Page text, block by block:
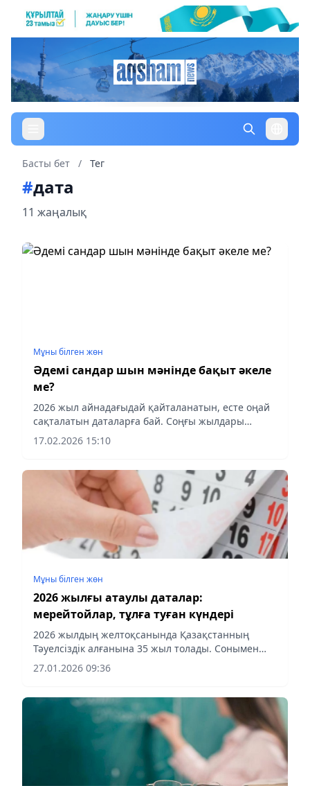
Басты бет / Тег
#дата
11 жаңалық
Мұны білген жөн
Әдемі сандар шын мәнінде бақыт әкеле
ме?
2026 жыл айнадағыдай қайталанатын, есте оңай
сақталатын даталарға бай. Соңғы жылдары
көпшілік өміріндегі маңызды сәттерді дәл
осындай «әдемі» күндерге белгілеуге әуес. Алайда
17.02.2026 15:10
Мұны білген жөн
2026 жылғы атаулы даталар:
мерейтойлар, тұлға туған күндері
2026 жылдың желтоқсанында Қазақстанның
Тәуелсіздік алғанына 35 жыл толады. Сонымен
бірге биылғы жыл Желтоқсан көтерілісінің 40
жылдығымен де ерекшеленбек. Бұдан бөлек, ел
27.01.2026 09:36